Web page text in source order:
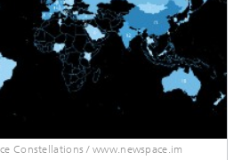
Constellations / www.newspace.im